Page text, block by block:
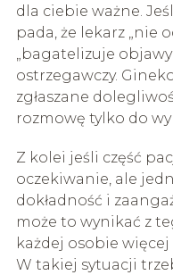
dla ciebie ważne.
pada, że lekarz „nie
„bagatelizuje
ostrzegawczy.
zgłaszane
rozmowę tylko do
Z kolei jeśli część
oczekiwanie, ale
dokładność i
może to wynikać z
każdej osobie
W takiej sytuacji